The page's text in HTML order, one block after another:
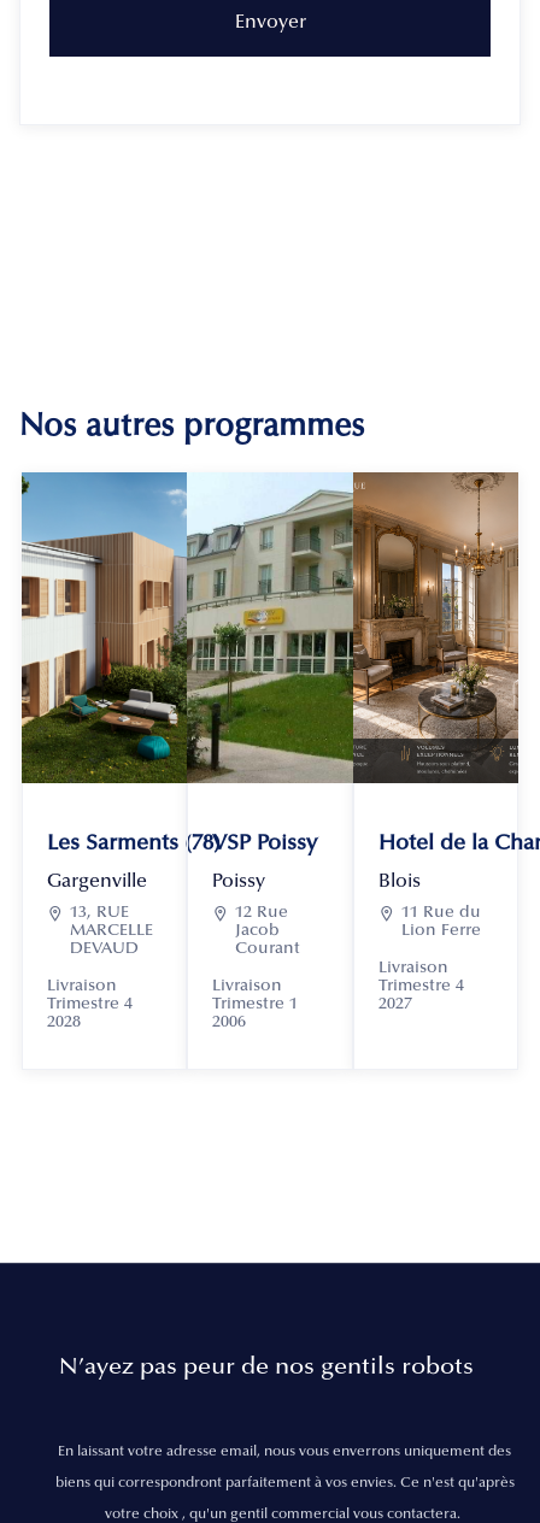
Nos autres programmes
Les Sarments (78)
Gargenville
 13, RUE
MARCELLE
DEVAUD
Livraison
Trimestre 4
2028
VSP Poissy
Poissy
 12 Rue
Jacob
Courant
Livraison
Trimestre 1
2006
Hotel de la
Blois
 11 Rue du
Lion Ferre
Livraison
Trimestre 4
2027
N’ayez pas peur de nos gentils robots
En laissant votre adresse email, nous vous enverrons uniquement des
biens qui correspondront parfaitement à vos envies. Ce n'est qu'après
votre choix , qu'un gentil commercial vous contactera.